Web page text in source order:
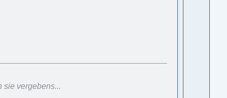
sie vergebens...